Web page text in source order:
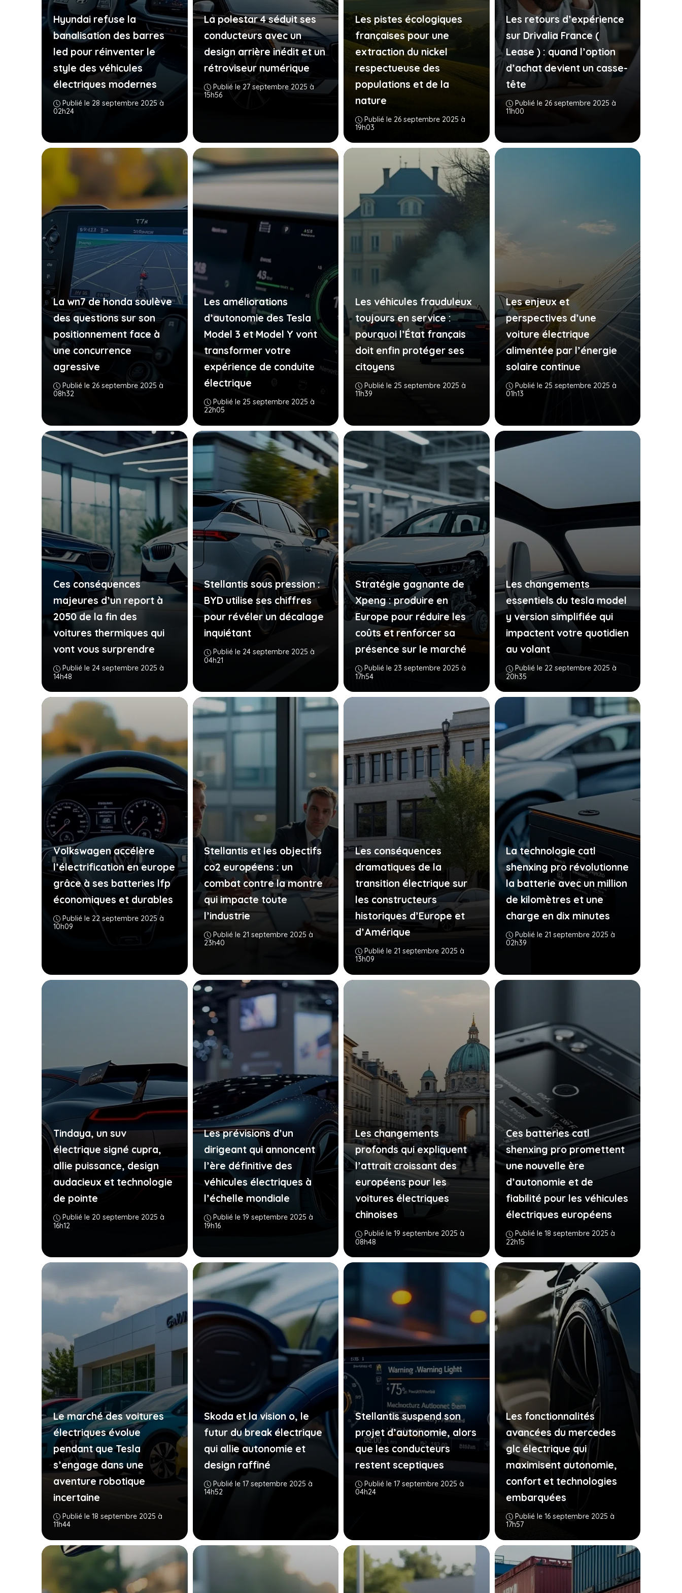
Hyundai refuse la
banalisation des barres
led pour réinventer le
style des véhicules
électriques modernes
Publié le 28 septembre 2025 à
02h24
La polestar 4 séduit ses
conducteurs avec un
design arrière inédit et un
rétroviseur numérique
Publié le 27 septembre 2025 à
15h56
Les pistes écologiques
françaises pour une
extraction du nickel
respectueuse des
populations et de la
nature
Publié le 26 septembre 2025 à
19h03
Les retours d’expérience
sur Drivalia France (
Lease ) : quand l’option
d’achat devient un casse-
tête
Publié le 26 septembre 2025 à
11h00
La wn7 de honda soulève
des questions sur son
positionnement face à
une concurrence
agressive
Publié le 26 septembre 2025 à
08h32
Les améliorations
d’autonomie des Tesla
Model 3 et Model Y vont
transformer votre
expérience de conduite
électrique
Publié le 25 septembre 2025 à
22h05
Les véhicules frauduleux
toujours en service :
pourquoi l’État français
doit enfin protéger ses
citoyens
Publié le 25 septembre 2025 à
11h39
Les enjeux et
perspectives d’une
voiture électrique
alimentée par l’énergie
solaire continue
Publié le 25 septembre 2025 à
01h13
Ces conséquences
majeures d’un report à
2050 de la fin des
voitures thermiques qui
vont vous surprendre
Publié le 24 septembre 2025 à
14h48
Stellantis sous pression :
BYD utilise ses chiffres
pour révéler un décalage
inquiétant
Publié le 24 septembre 2025 à
04h21
Stratégie gagnante de
Xpeng : produire en
Europe pour réduire les
coûts et renforcer sa
présence sur le marché
Publié le 23 septembre 2025 à
17h54
Les changements
essentiels du tesla model
y version simplifiée qui
impactent votre quotidien
au volant
Publié le 22 septembre 2025 à
20h35
Volkswagen accélère
l’électrification en europe
grâce à ses batteries lfp
économiques et durables
Publié le 22 septembre 2025 à
10h09
Stellantis et les objectifs
co2 européens : un
combat contre la montre
qui impacte toute
l’industrie
Publié le 21 septembre 2025 à
23h40
Les conséquences
dramatiques de la
transition électrique sur
les constructeurs
historiques d’Europe et
d’Amérique
Publié le 21 septembre 2025 à
13h09
La technologie catl
shenxing pro révolutionne
la batterie avec un million
de kilomètres et une
charge en dix minutes
Publié le 21 septembre 2025 à
02h39
Tindaya, un suv
électrique signé cupra,
allie puissance, design
audacieux et technologie
de pointe
Publié le 20 septembre 2025 à
16h12
Les prévisions d’un
dirigeant qui annoncent
l’ère définitive des
véhicules électriques à
l’échelle mondiale
Publié le 19 septembre 2025 à
19h16
Les changements
profonds qui expliquent
l’attrait croissant des
européens pour les
voitures électriques
chinoises
Publié le 19 septembre 2025 à
08h48
Ces batteries catl
shenxing pro promettent
une nouvelle ère
d’autonomie et de
fiabilité pour les véhicules
électriques européens
Publié le 18 septembre 2025 à
22h15
Le marché des voitures
électriques évolue
pendant que Tesla
s’engage dans une
aventure robotique
incertaine
Publié le 18 septembre 2025 à
11h44
Skoda et la vision o, le
futur du break électrique
qui allie autonomie et
design raffiné
Publié le 17 septembre 2025 à
14h52
Stellantis suspend son
projet d’autonomie, alors
que les conducteurs
restent sceptiques
Publié le 17 septembre 2025 à
04h24
Les fonctionnalités
avancées du mercedes
glc électrique qui
maximisent autonomie,
confort et technologies
embarquées
Publié le 16 septembre 2025 à
17h57